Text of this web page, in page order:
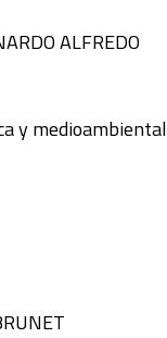
ALFREDO
y medioambiental